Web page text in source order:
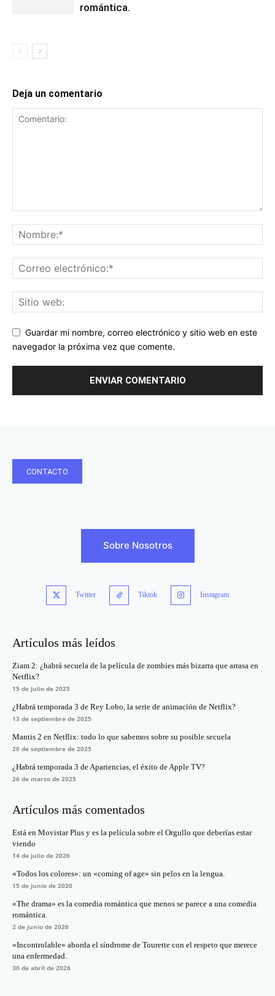
romántica.
Deja un comentario
Guardar mi nombre, correo electrónico y sitio web en este
navegador la próxima vez que comente.
CONTACTO
Sobre Nosotros
Twitter Tiktok Instagram
Artículos más leídos
Ziam 2: ¿habrá secuela de la película de zombies más bizarra que arrasa en
Netflix?
15 de julio de 2025
¿Habrá temporada 3 de Rey Lobo, la serie de animación de Netflix?
13 de septiembre de 2025
Mantis 2 en Netflix: todo lo que sabemos sobre su posible secuela
29 de septiembre de 2025
¿Habrá temporada 3 de Apariencias, el éxito de Apple TV?
26 de marzo de 2025
Artículos más comentados
Está en Movistar Plus y es la película sobre el Orgullo que deberías estar
viendo
14 de julio de 2026
«Todos los colores»: un «coming of age» sin pelos en la lengua.
15 de junio de 2026
«The drama» es la comedia romántica que menos se parece a una comedia
romántica.
2 de junio de 2026
«Incontrolable» aborda el síndrome de Tourette con el respeto que merece
una enfermedad.
30 de abril de 2026